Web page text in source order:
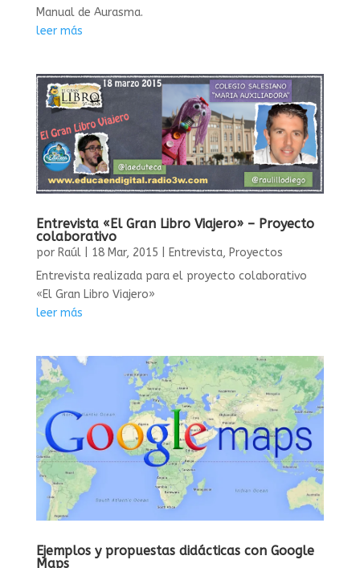
Manual de Aurasma.
leer más
Entrevista «El Gran Libro Viajero» – Proyecto
colaborativo
por Raúl| 18 Mar, 2015 Entrevista, Proyectos
Entrevista realizada para el proyecto colaborativo
«El Gran Libro Viajero»
leer más
Ejemplos y propuestas didácticas con Google
Maps